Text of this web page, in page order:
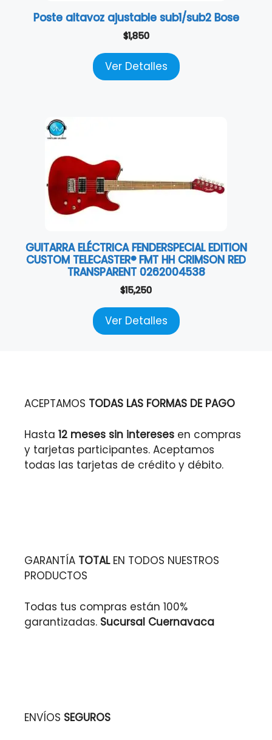
Poste altavoz ajustable sub1/sub2 Bose
$1,850
Ver Detalles
GUITARRA ELÉCTRICA FENDERSPECIAL EDITION
CUSTOM TELECASTER® FMT HH CRIMSON RED
TRANSPARENT 0262004538
$15,250
Ver Detalles
ACEPTAMOS TODAS LAS FORMAS DE PAGO
Hasta 12 meses sin intereses en compras
y tarjetas participantes. Aceptamos
todas las tarjetas de crédito y débito.
GARANTÍA TOTALEN TODOS NUESTROS
PRODUCTOS
Todas tus compras están 100%
garantizadas. Sucursal Cuernavaca
ENVÍOS SEGUROS